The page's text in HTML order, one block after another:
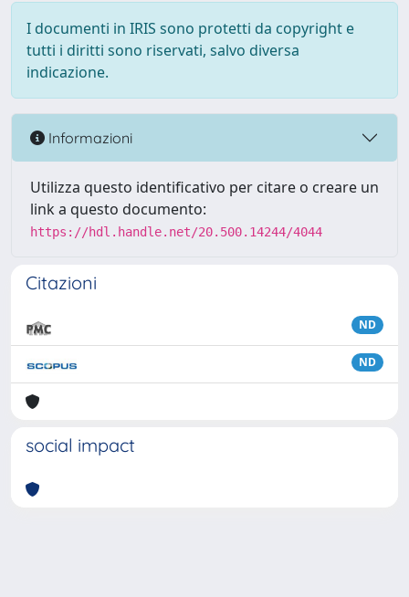
I documenti in IRIS sono protetti da copyright e
tutti i diritti sono riservati, salvo diversa
indicazione.
Informazioni
Utilizza questo identificativo per citare o creare un
link a questo documento:
https://hdl.handle.net/20.500.14244/4044
Citazioni
ND
ND
social impact